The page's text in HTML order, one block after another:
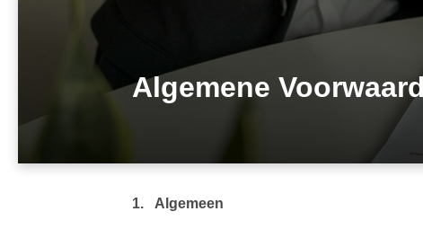
Algemene
1. Algemeen